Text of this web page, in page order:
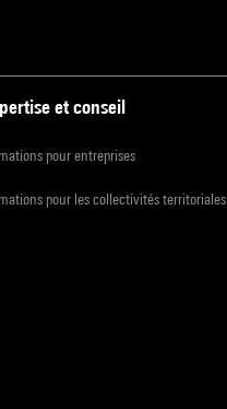
et conseil
pour entreprises
pour les collectivités territoriales